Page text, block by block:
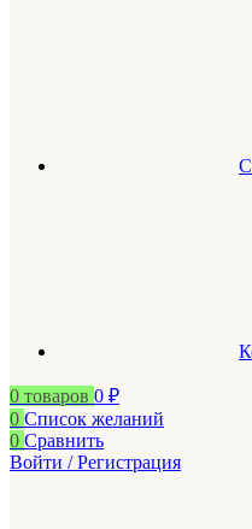
0 товаров 0 ₽
0 Список желаний
0 Сравнить
Войти / Регистрация